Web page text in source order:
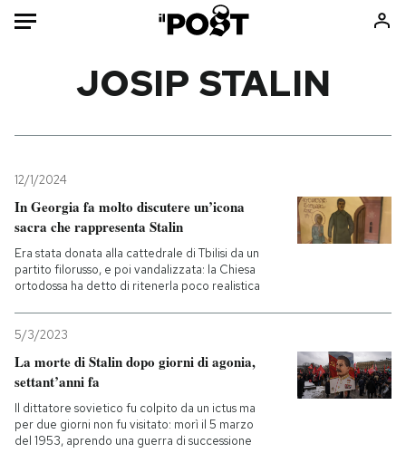
Mondo
Politica
Tecnologia
Internet
Scienza
Economia
Sport
Consumismi
Ok Boomer!
Media
Mondiali calcio 2026
PODCAST
JOSIP STALIN
12/1/2024
In Georgia fa molto discutere un’icona
sacra che rappresenta Stalin
Era stata donata alla cattedrale di Tbilisi da un
partito filorusso, e poi vandalizzata: la Chiesa
ortodossa ha detto di ritenerla poco realistica
5/3/2023
La morte di Stalin dopo giorni di agonia,
settant’anni fa
Il dittatore sovietico fu colpito da un ictus ma
per due giorni non fu visitato: morì il 5 marzo
del 1953, aprendo una guerra di successione